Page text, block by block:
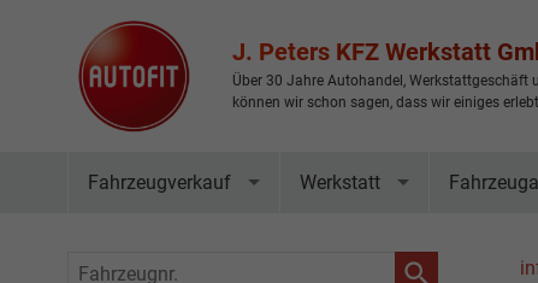
J. Peters KFZ Werkstatt
Über 30 Jahre Autohandel, Werkstattgeschäft
können wir schon sagen, dass wir einiges
Fahrzeugverkauf Werkstatt
Fahrzeugnr.